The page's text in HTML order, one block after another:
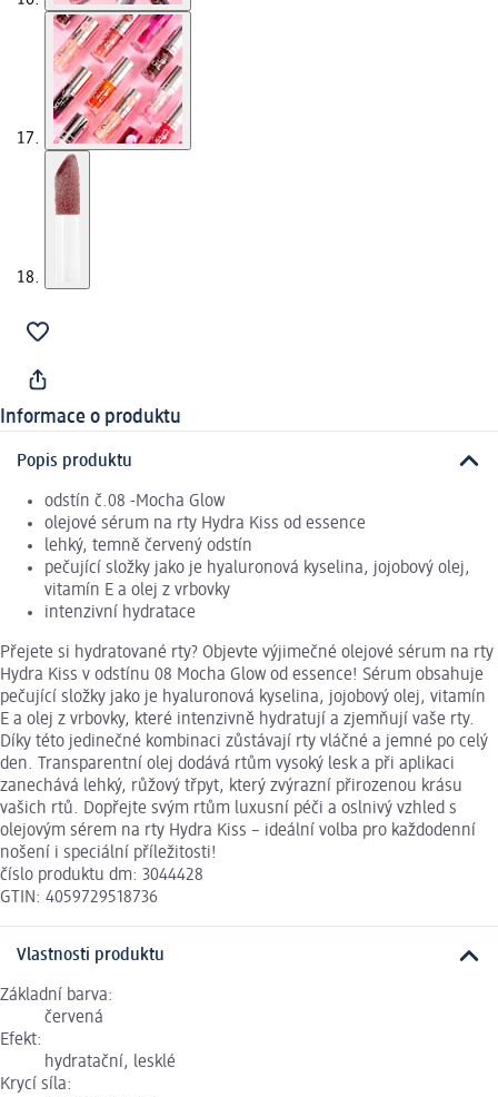
Informace o produktu
Popis produktu
odstín č.08 -Mocha Glow
olejové sérum na rty Hydra Kiss od essence
lehký, temně červený odstín
pečující složky jako je hyaluronová kyselina, jojobový olej,
vitamín E a olej z vrbovky
intenzivní hydratace
Přejete si hydratované rty? Objevte výjimečné olejové sérum na rty
Hydra Kiss v odstínu 08 Mocha Glow od essence! Sérum obsahuje
pečující složky jako je hyaluronová kyselina, jojobový olej, vitamín
E a olej z vrbovky, které intenzivně hydratují a zjemňují vaše rty.
Díky této jedinečné kombinaci zůstávají rty vláčné a jemné po celý
den. Transparentní olej dodává rtům vysoký lesk a při aplikaci
zanechává lehký, růžový třpyt, který zvýrazní přirozenou krásu
vašich rtů. Dopřejte svým rtům luxusní péči a oslnivý vzhled s
olejovým sérem na rty Hydra Kiss – ideální volba pro každodenní
nošení i speciální příležitosti!
číslo produktu dm: 3044428
GTIN: 4059729518736
Vlastnosti produktu
Základní barva:
červená
Efekt:
hydratační, lesklé
Krycí síla: